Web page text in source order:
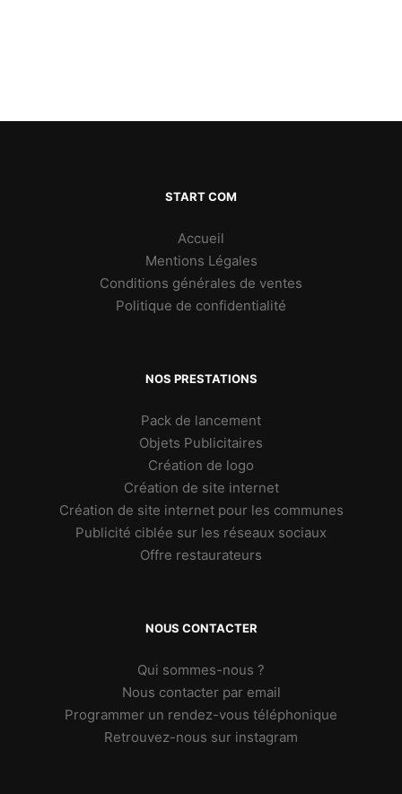
START COM
Accueil
Mentions Légales
Conditions générales de ventes
Politique de confidentialité
NOS PRESTATIONS
Pack de lancement
Objets Publicitaires
Création de logo
Création de site internet
Création de site internet pour les communes
Publicité ciblée sur les réseaux sociaux
Offre restaurateurs
NOUS CONTACTER
Qui sommes-nous ?
Nous contacter par email
Programmer un rendez-vous téléphonique
Retrouvez-nous sur instagram